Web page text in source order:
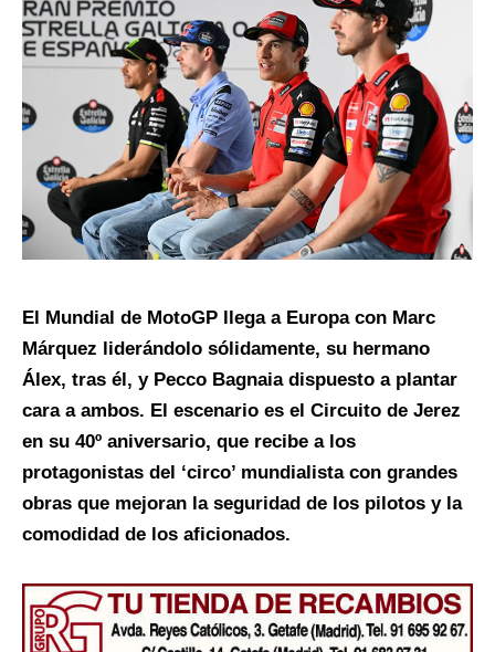
El Mundial de MotoGP llega a Europa con Marc
Márquez liderándolo sólidamente, su hermano
Álex, tras él, y Pecco Bagnaia dispuesto a plantar
cara a ambos. El escenario es el Circuito de Jerez
en su 40º aniversario, que recibe a los
protagonistas del ‘circo’ mundialista con grandes
obras que mejoran la seguridad de los pilotos y la
comodidad de los aficionados.